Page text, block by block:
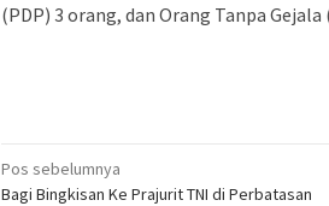
(PDP) 3 orang, dan Orang Tanpa
Navigasi
Pos sebelumnya
Bagi Bingkisan Ke Prajurit TNI di Perbatasan